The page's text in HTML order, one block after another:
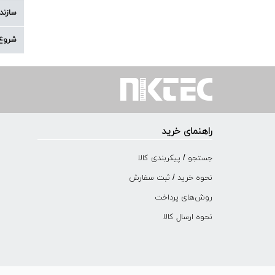
راهنمای خرید
جستجو / پیکربندی کالا
نحوه خرید / ثبت سفارش
روش‌های پرداخت
نحوه ارسال کالا